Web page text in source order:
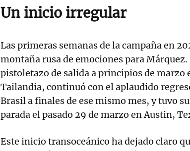
Un inicio irregular
Las primeras semanas de la campaña en
montaña rusa de emociones para
pistoletazo de salida a principios de marzo
Tailandia, continuó con el aplaudido
Brasil a finales de ese mismo mes, y tuvo
parada el pasado 29 de marzo en Austin,
Este inicio transoceánico ha dejado claro